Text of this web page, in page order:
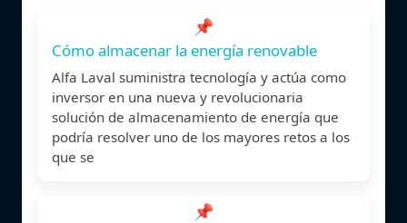
📌
Cómo almacenar la energía renovable
Alfa Laval suministra tecnología y actúa como
inversor en una nueva y revolucionaria
solución de almacenamiento de energía que
podría resolver uno de los mayores retos a los
que se
📌